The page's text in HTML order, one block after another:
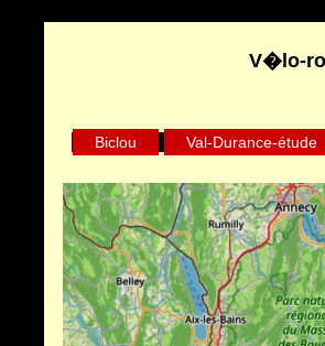
Biclou Val-Durance-étude
V�lo-